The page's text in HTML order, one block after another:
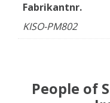
Fabrikantnr.
KISO-PM802
People of